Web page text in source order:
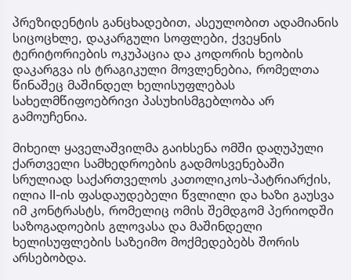
პრეზიდენტის განცხადებით, ასეულობით ადამიანის
სიცოცხლე, დაკარგული სოფლები, ქვეყნის
ტერიტორიების ოკუპაცია და კოდორის ხეობის
დაკარგვა ის ტრაგიკული მოვლენებია, რომელთა
წინაშეც მაშინდელ ხელისუფლებას
სახელმწიფოებრივი პასუხისმგებლობა არ
გამოუჩენია.
მიხეილ ყაველაშვილმა გაიხსენა ომში დაღუპული
ქართველი სამხედროების გადმოსვენებაში
სრულიად საქართველოს კათოლიკოს-პატრიარქის,
ილია II-ის ფასდაუდებელი წვლილი და ხაზი გაუსვა
იმ კონტრასტს, რომელიც ომის შემდგომ პერიოდში
საზოგადოების გლოვასა და მაშინდელი
ხელისუფლების საზეიმო მოქმედებებს შორის
არსებობდა.